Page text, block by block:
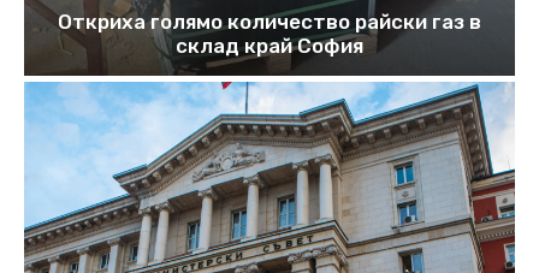
Откриха голямо количество райски газ в
склад край София